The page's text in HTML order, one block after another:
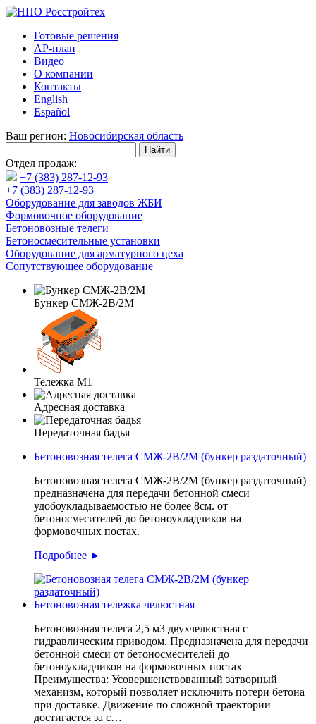
Готовые решения
АР-план
Видео
О компании
Контакты
English
Español
Ваш регион: Новосибирская область
Отдел продаж:
+7 (383) 287-12-93
+7 (383) 287-12-93
Оборудование для заводов ЖБИ
Формовочное оборудование
Бетоновозные телеги
Бетоносмесительные установки
Оборудование для арматурного цеха
Сопутствующее оборудование
Бункер СМЖ-2В/2М
Тележка M1
Адресная доставка
Передаточная бадья
Бетоновозная телега СМЖ-2В/2М (бункер раздаточный)
Бетоновозная телега СМЖ-2В/2М (бункер раздаточный)
предназначена для передачи бетонной смеси
удобоукладываемостью не более 8см. от
бетоносмесителей до бетоноукладчиков на
формовочных постах.
Подробнее ►
Бетоновозная тележка челюстная
Бетоновозная телега 2,5 м3 двухчелюстная с
гидравлическим приводом. Предназначена для передачи
бетонной смеси от бетоносмесителей до
бетоноукладчиков на формовочных постах
Преимущества: Усовершенствованный затворный
механизм, который позволяет исключить потери бетона
при доставке. Движение по сложной траектории
достигается за с…